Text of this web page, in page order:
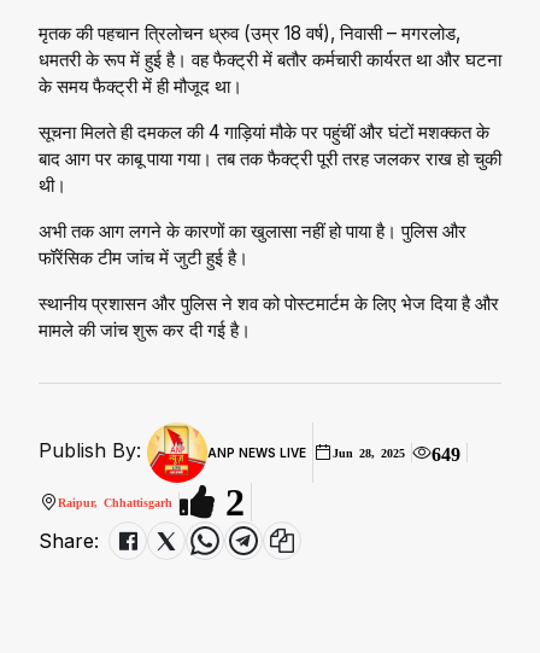
मृतक की पहचान त्रिलोचन ध्रुव (उम्र 18 वर्ष), निवासी – मगरलोड,
धमतरी के रूप में हुई है। वह फैक्ट्री में बतौर कर्मचारी कार्यरत था और घटना
के समय फैक्ट्री में ही मौजूद था।
सूचना मिलते ही दमकल की 4 गाड़ियां मौके पर पहुंचीं और घंटों मशक्कत के
बाद आग पर काबू पाया गया। तब तक फैक्ट्री पूरी तरह जलकर राख हो चुकी
थी।
अभी तक आग लगने के कारणों का खुलासा नहीं हो पाया है। पुलिस और
फॉरेंसिक टीम जांच में जुटी हुई है।
स्थानीय प्रशासन और पुलिस ने शव को पोस्टमार्टम के लिए भेज दिया है और
मामले की जांच शुरू कर दी गई है।
Publish By: ANP NEWS LIVE Jun 28, 2025 649
Raipur, Chhattisgarh 2
Share: